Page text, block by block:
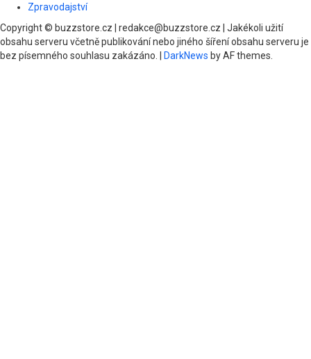
Zpravodajství
Copyright © buzzstore.cz | redakce@buzzstore.cz | Jakékoli užití
obsahu serveru včetně publikování nebo jiného šíření obsahu serveru je
bez písemného souhlasu zakázáno.
DarkNews by AF themes.